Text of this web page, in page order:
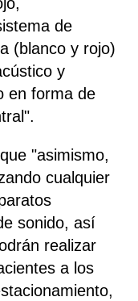
de
(blanco y rojo)
y
en forma de
"asimismo,
cualquier
sonido, así
realizar
a los